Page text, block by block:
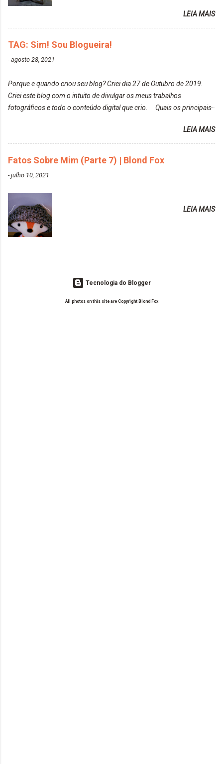
elas fiquem no modo original? Sou do time foto
de um determinado lugar ou de algo que estou
fotografan...
Louro Rosé Se vocês não acompanharam a saga do
meu cabelo colorido, vou deixar aqui embaixo, o link
de todos que fiz para vocês verem: ✨ Alfaparf | Alta
Moda é... Creative Crazy Colors Pink
Turkiss Blue
https://www.adrielly.com.br/2020/02/keraton-hard-
colors-turkiss-blue.html ✨ Alpha Line | Máscara
Ozzy Lilac
em meu cabelo, pois, sempre jogava tinta em cima
LEIA MAIS
TAG: Sim! Sou Blogueira!
-agosto 28, 2021
Porque e quando criou seu blog? Criei dia 27 de Outubro de 2019.
Criei este blog com o intuito de divulgar os meus trabalhos
fotográficos e todo o conteúdo digital que crio. Quais os principais
vida de Blogueira? Tem sido um sonho. Minha família me apoia muito.
Qual a parte chata da vida de Blogueira? Às vezes, a criatividade vai
embora... O que tem de melhor em ser Blogueira? Ver o seu trabalho
sendo reconhecido. Aonde deseja chegar com o seu Blog? Muito
além daquilo que imagino. Seu blog pra você é profissional ou passa-
tudo para ele. Quais blogs acompanha, e quais indica? Eu acompanho
o Drilly Design e comecei a ler as postagens do antigo blog da Sweet
Carol "Magic Days". Tem sido fácil o convívio com seguidoras e
leitoras? Claro. Seu blog já esta como quer, ou ainda ...
LEIA MAIS
Fatos Sobre Mim (Parte 7) | Blond Fox
-julho 10, 2021
LEIA MAIS
Tecnologia do Blogger
All photos on this site are Copyright Blond Fox